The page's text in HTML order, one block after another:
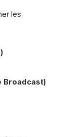
les
Broadcast)